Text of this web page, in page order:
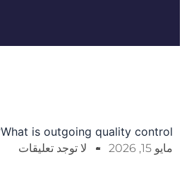
What is outgoing quality control?
مايو 15, 2026 لا توجد تعليقات